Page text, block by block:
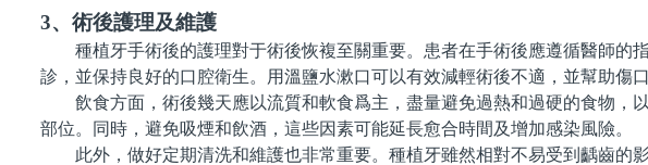
3、術後護理及維護
種植牙手術後的護理對于術後恢複至關重要。患者在手術後應遵循醫師的
診，並保持良好的口腔衛生。用溫鹽水漱口可以有效減輕術後不適，並幫助傷口
飲食方面，術後幾天應以流質和軟食爲主，盡量避免過熱和過硬的食物，
部位。同時，避免吸煙和飲酒，這些因素可能延長愈合時間及增加感染風險。
此外，做好定期清洗和維護也非常重要。種植牙雖然相對不易受到齲齒的